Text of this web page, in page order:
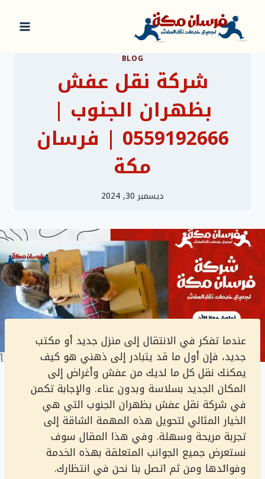
المحتوى
BLOG
شركة نقل عفش
بظهران الجنوب |
0559192666 | فرسان
مكة
ديسمبر 30, 2024
عندما تفكر في الانتقال إلى منزل جديد أو مكتب
جديد، فإن أول ما قد يتبادر إلى ذهني هو كيف
يمكنك نقل كل ما لديك من عفش وأغراض إلى
المكان الجديد بسلاسة وبدون عناء. والإجابة تكمن
في شركة نقل عفش بظهران الجنوب التي هي
الخيار المثالي لتحويل هذه المهمة الشاقة إلى
تجربة مريحة وسهلة. وفي هذا المقال سوف
نستعرض جميع الجوانب المتعلقة بهذه الخدمة
وفوائدها ومن ثم اتصل بنا نحن في انتظارك.